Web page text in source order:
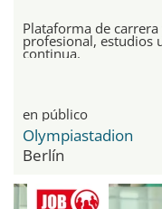
Plataforma de
profesional, estudios
continua.
en público
Olympiastadion
Berlín